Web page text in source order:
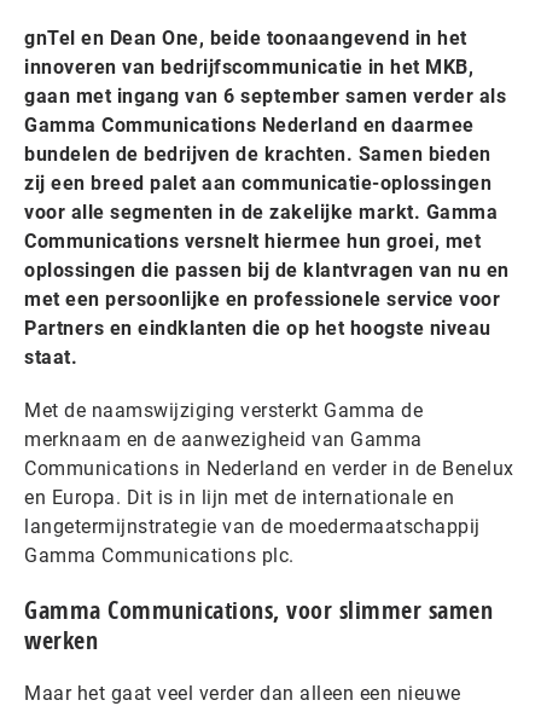
gnTel en Dean One, beide toonaangevend in het
innoveren van bedrijfscommunicatie in het MKB,
gaan met ingang van 6 september samen verder als
Gamma Communications Nederland en daarmee
bundelen de bedrijven de krachten. Samen bieden
zij een breed palet aan communicatie-oplossingen
voor alle segmenten in de zakelijke markt. Gamma
Communications versnelt hiermee hun groei, met
oplossingen die passen bij de klantvragen van nu en
met een persoonlijke en professionele service voor
Partners en eindklanten die op het hoogste niveau
staat.
Met de naamswijziging versterkt Gamma de
merknaam en de aanwezigheid van Gamma
Communications in Nederland en verder in de Benelux
en Europa. Dit is in lijn met de internationale en
langetermijnstrategie van de moedermaatschappij
Gamma Communications plc.
Gamma Communications, voor slimmer samen
werken
Maar het gaat veel verder dan alleen een nieuwe